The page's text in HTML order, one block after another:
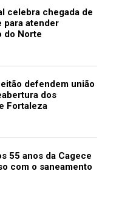
celebra chegada de
para atender
do Norte
defendem união
dos
Fortaleza
55 anos da Cagece
com o saneamento